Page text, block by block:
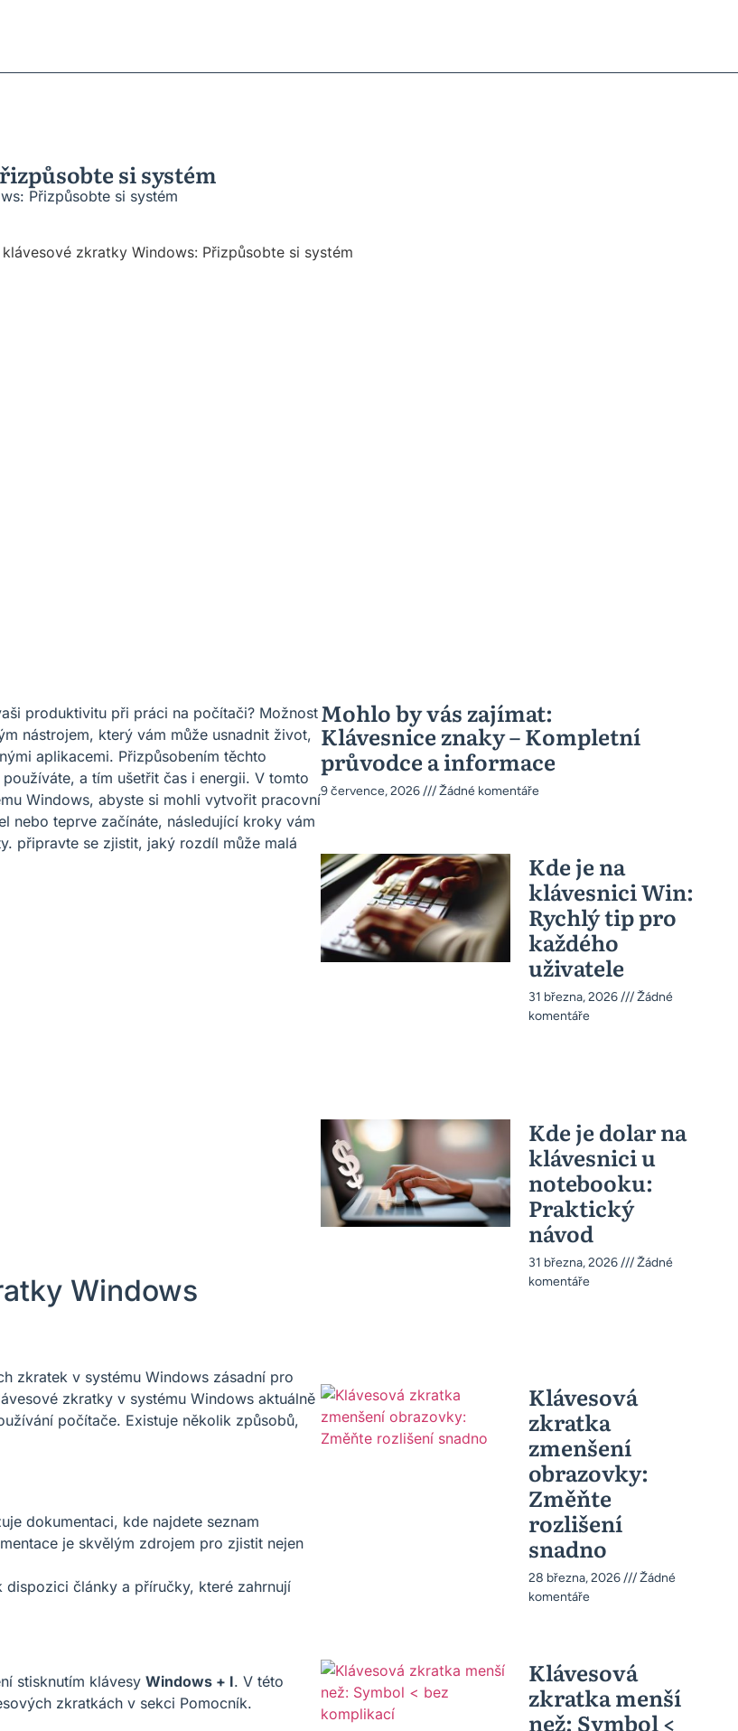
si systém
Přizpůsobte si systém
produktivitu při práci na počítači? Možnost
nástrojem, který vám může usnadnit život,
aplikacemi. Přizpůsobením těchto
a tím ušetřit čas i energii. V tomto
Windows, abyste si mohli vytvořit pracovní
nebo teprve začínáte, následující kroky vám
připravte se zjistit, jaký rozdíl může malá
Windows
zkratek v systému Windows zásadní pro
zkratky v systému Windows aktuálně
počítače. Existuje několik způsobů,
dokumentaci, kde najdete seznam
je skvělým zdrojem pro zjistit nejen
články a příručky, které zahrnují
stisknutím klávesy Windows + I. V této
zkratkách v sekci Pomocník.
Mohlo by vás zajímat:
Klávesnice znaky – Kompletní
průvodce a informace
9 července, 2026 Žádné komentáře
Kde je na
klávesnici Win:
Rychlý tip pro
každého
uživatele
31 března, 2026
Žádné
komentáře
Kde je dolar na
klávesnici u
notebooku:
Praktický
návod
31 března, 2026
Žádné
komentáře
Klávesová
zkratka
zmenšení
obrazovky:
Změňte
rozlišení
snadno
28 března, 2026
Žádné
komentáře
Klávesová
zkratka menší
než: Symbol <